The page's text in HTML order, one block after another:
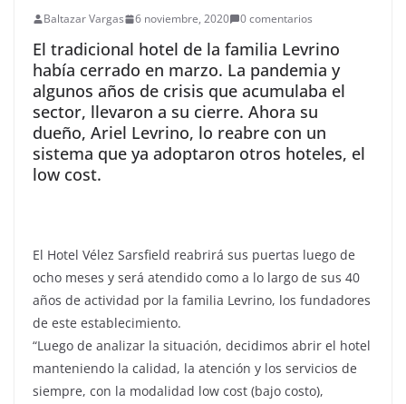
Baltazar Vargas 6 noviembre, 2020 0 comentarios
El tradicional hotel de la familia Levrino
había cerrado en marzo. La pandemia y
algunos años de crisis que acumulaba el
sector, llevaron a su cierre. Ahora su
dueño, Ariel Levrino, lo reabre con un
sistema que ya adoptaron otros hoteles, el
low cost.
El Hotel Vélez Sarsfield reabrirá sus puertas luego de
ocho meses y será atendido como a lo largo de sus 40
años de actividad por la familia Levrino, los fundadores
de este establecimiento.
“Luego de analizar la situación, decidimos abrir el hotel
manteniendo la calidad, la atención y los servicios de
siempre, con la modalidad low cost (bajo costo),